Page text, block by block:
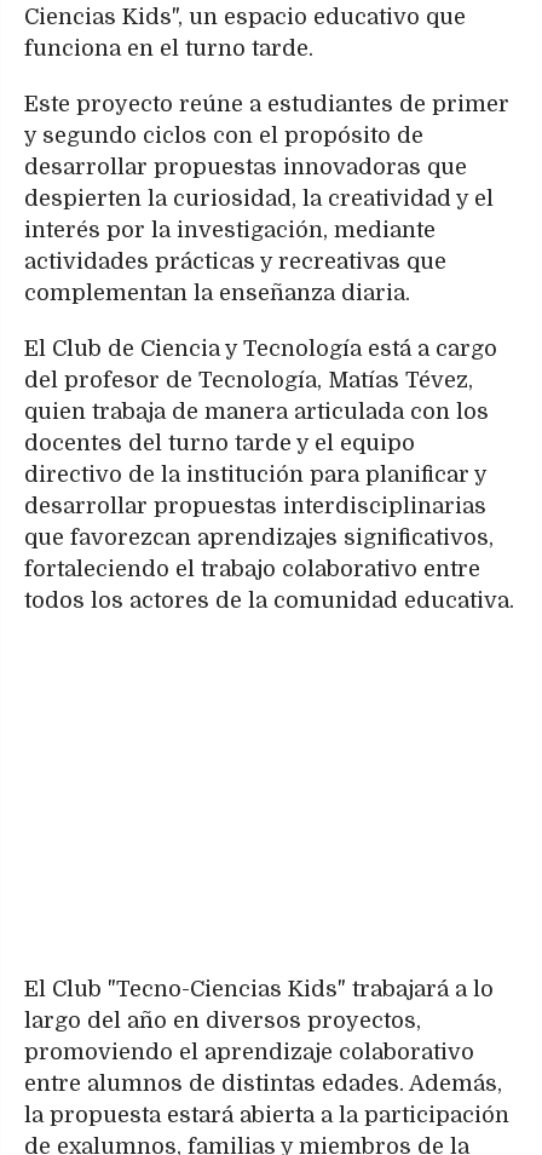
Ciencias Kids", un espacio educativo que
funciona en el turno tarde.
Este proyecto reúne a estudiantes de primer
y segundo ciclos con el propósito de
desarrollar propuestas innovadoras que
despierten la curiosidad, la creatividad y el
interés por la investigación, mediante
actividades prácticas y recreativas que
complementan la enseñanza diaria.
El Club de Ciencia y Tecnología está a cargo
del profesor de Tecnología, Matías Tévez,
quien trabaja de manera articulada con los
docentes del turno tarde y el equipo
directivo de la institución para planificar y
desarrollar propuestas interdisciplinarias
que favorezcan aprendizajes significativos,
fortaleciendo el trabajo colaborativo entre
todos los actores de la comunidad educativa.
El Club "Tecno-Ciencias Kids" trabajará a lo
largo del año en diversos proyectos,
promoviendo el aprendizaje colaborativo
entre alumnos de distintas edades. Además,
la propuesta estará abierta a la participación
de exalumnos, familias y miembros de la